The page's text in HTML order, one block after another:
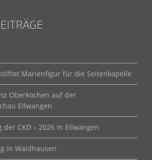
Marienfigur für die Seitenkapelle
Oberkochen auf der
Ellwangen
der CKD – 2026 in Ellwangen
in Waldhausen